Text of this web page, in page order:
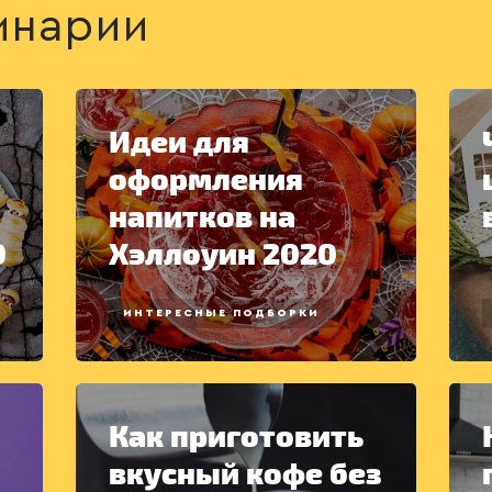
Идеи для
оформления
напитков на
Хэллоуин 2020
ИНТЕРЕСНЫЕ ПОДБОРКИ
Как приготовить
вкусный кофе без